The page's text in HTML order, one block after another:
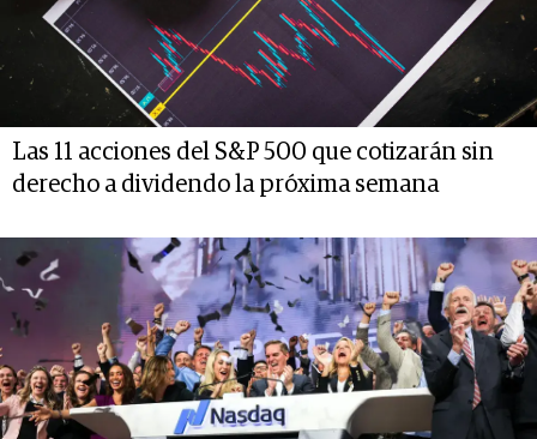
Las 11 acciones del S&P 500 que cotizarán sin
derecho a dividendo la próxima semana